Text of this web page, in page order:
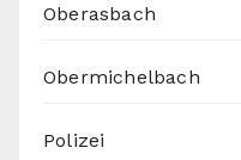
Oberasbach
Obermichelbach
Polizei